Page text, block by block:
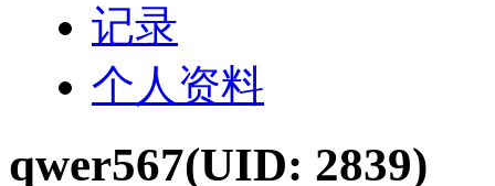
记录
个人资料
qwer567(UID: 2839)